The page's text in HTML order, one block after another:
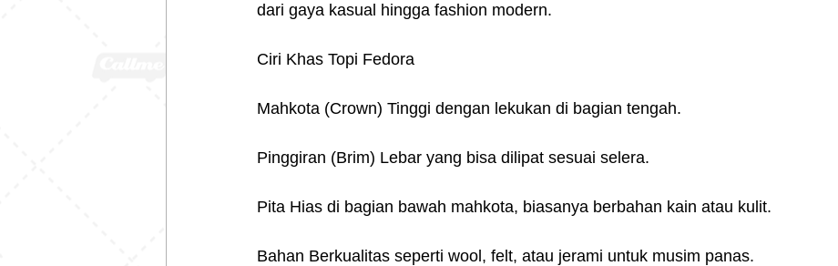
dari gaya kasual hingga fashion modern.
Ciri Khas Topi Fedora
Mahkota (Crown) Tinggi dengan lekukan di bagian tengah.
Pinggiran (Brim) Lebar yang bisa dilipat sesuai selera.
Pita Hias di bagian bawah mahkota, biasanya berbahan kain atau kulit.
Bahan Berkualitas seperti wool, felt, atau jerami untuk musim panas.